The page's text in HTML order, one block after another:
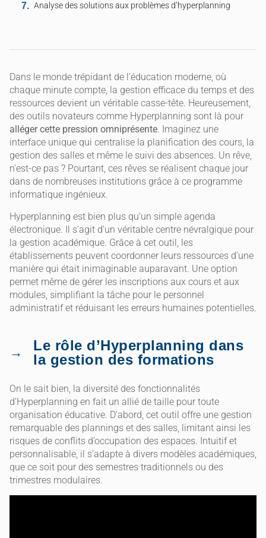
Analyse des solutions aux problèmes d’hyperplanning
Dans le monde trépidant de l’éducation moderne, où
chaque minute compte, la gestion efficace du temps et des
ressources devient un véritable casse-tête. Heureusement,
des outils novateurs comme Hyperplanning sont là pour
alléger cette pression omniprésente. Imaginez une
interface unique qui centralise la planification des cours, la
gestion des salles et même le suivi des absences. Un rêve,
n’est-ce pas ? Pourtant, ces rêves se réalisent chaque jour
dans de nombreuses institutions grâce à ce programme
informatique ingénieux.
Hyperplanning est bien plus qu’un simple agenda
électronique. Il s’agit d’un véritable centre névralgique pour
la gestion académique. Grâce à cet outil, les
établissements peuvent coordonner leurs ressources d’une
manière qui était inimaginable auparavant. Une option
permet même de gérer les inscriptions aux cours et aux
modules, simplifiant la tâche pour le personnel
administratif et réduisant les erreurs humaines potentielles.
Le rôle d’Hyperplanning dans
la gestion des formations
On le sait bien, la diversité des fonctionnalités
d’Hyperplanning en fait un allié de taille pour toute
organisation éducative. D’abord, cet outil offre une gestion
remarquable des plannings et des salles, limitant ainsi les
risques de conflits d’occupation des espaces. Intuitif et
personnalisable, il s’adapte à divers modèles académiques,
que ce soit pour des semestres traditionnels ou des
trimestres modulaires.